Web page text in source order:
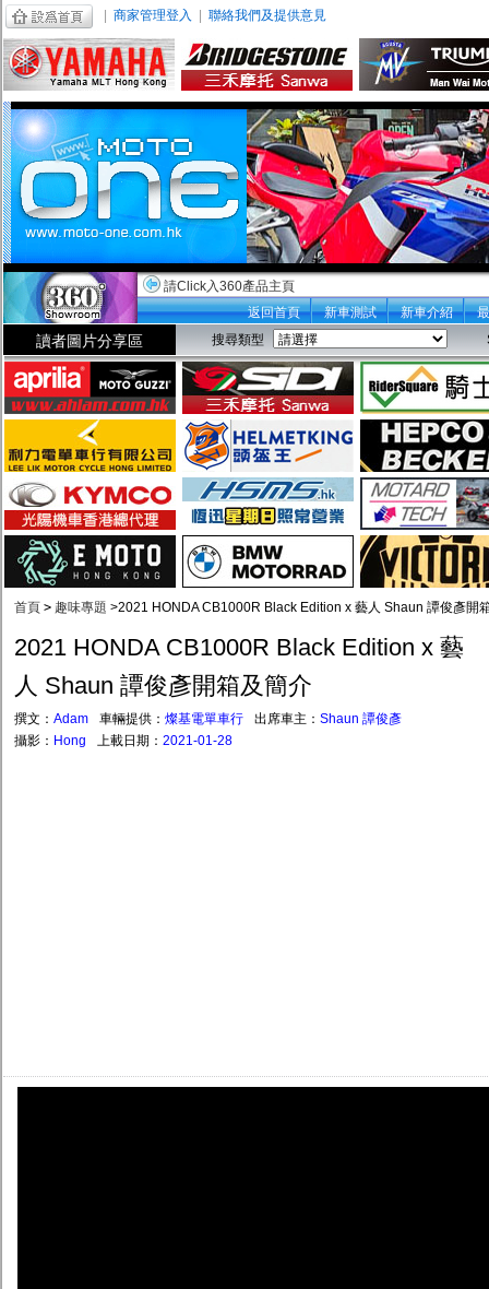
商家管理登入 聯絡我們及提供意見
請Click入360產品主頁
返回首頁
新車測試 新車介紹
讀者圖片分享區 搜尋類型
首頁 > 趣味專題 >2021 HONDA CB1000R Black Edition x 藝人 Shaun 譚俊彥開
2021 HONDA CB1000R Black Edition x 藝
人 Shaun 譚俊彥開箱及簡介
撰文： Adam 車輛提供： 燦基電單車行 出席車主： Shaun 譚俊彥
攝影： Hong 上載日期： 2021-01-28